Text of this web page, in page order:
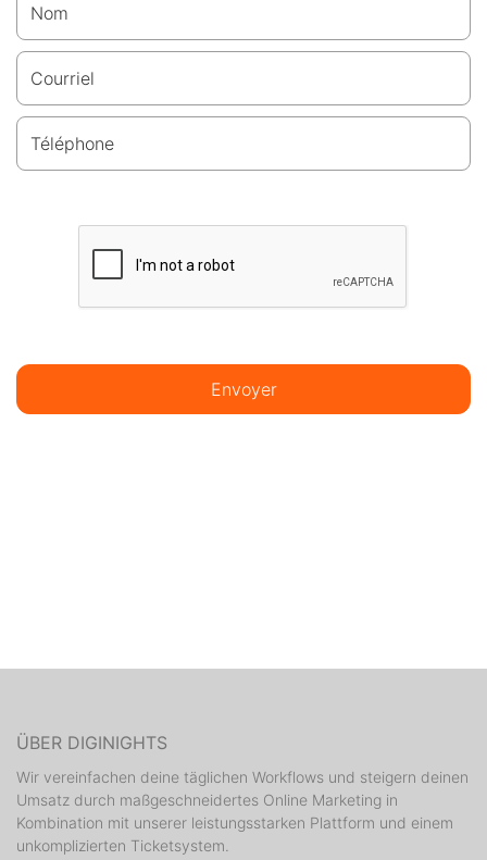
Nom
Courriel
Téléphone
Envoyer
ÜBER DIGINIGHTS
Wir vereinfachen deine täglichen Workflows und steigern deinen
Umsatz durch maßgeschneidertes Online Marketing in
Kombination mit unserer leistungsstarken Plattform und einem
unkomplizierten Ticketsystem.